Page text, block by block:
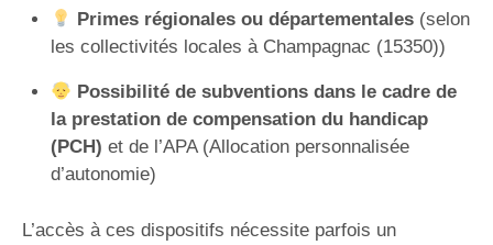
Primes régionales ou départementales(selon
les collectivités locales à Champagnac (15350))
Possibilité de subventions dans le cadre de
la prestation de compensation du handicap
(PCH) et de l’APA (Allocation personnalisée
d’autonomie)
L’accès à ces dispositifs nécessite parfois un